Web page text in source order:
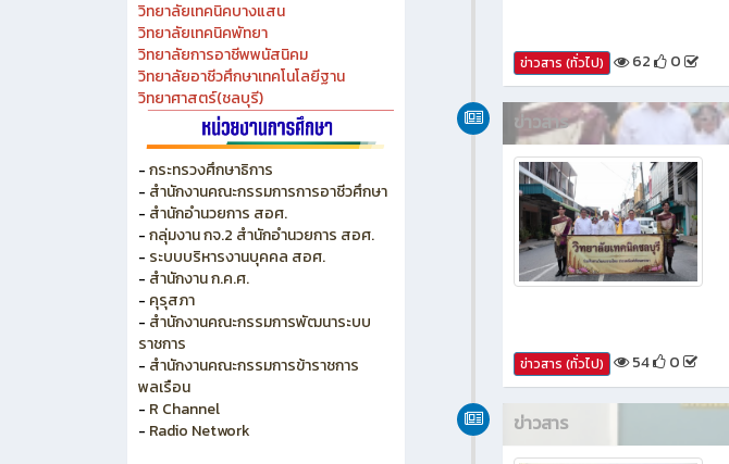
วิทยาลัยเทคนิคชลบุรี
วิทยาลัยอาชีวศึกษาชลบุรี
วิทยาลัยเทคนิคสัตหีบ
วิทยาลัยเกษตร และเทคโนโลยีชลบุรี
วิทยาลัยเทคนิคบางแสน
วิทยาลัยเทคนิคพัทยา
วิทยาลัยการอาชีพพนัสนิคม
วิทยาลัยอาชีวศึกษาเทคโนโลยีฐาน
วิทยาศาสตร์(ชลบุรี)
- กระทรวงศึกษาธิการ
- สำนักงานคณะกรรมการการอาชีวศึกษา
- สำนักอำนวยการ สอศ.
- กลุ่มงาน กจ.2 สำนักอำนวยการ สอศ.
-ระบบบริหารงานบุคคล สอศ.
- สำนักงาน ก.ค.ศ.
-คุรุสภา
- สำนักงานคณะกรรมการพัฒนาระบบ
ราชการ
ข่าวสาร (ทั่วไป) 62 0
ข่าวสาร
ข่าวสาร (ทั่วไป) 54 0